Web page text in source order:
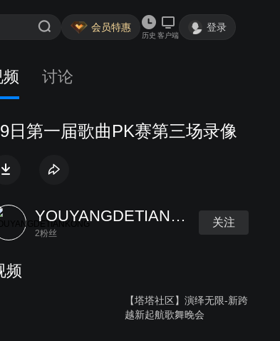
会员特惠
历史 客户端
登录
讨论
日第一届歌曲PK赛第三场录像
YOUYANGDETIANKONG
2粉丝
关注
频
【塔塔社区】演绎无限-新跨
越新起航歌舞晚会